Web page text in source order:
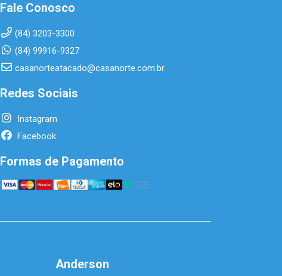
Fale Conosco
(84) 3203-3300
(84) 99916-9327
casanorteatacado@casanorte.com.br
Redes Sociais
Instagram
Facebook
Formas de Pagamento
Anderson